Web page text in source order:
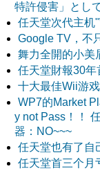
特許侵害」とし
任天堂次代主机
Google TV，不
舞力全開的小美
任天堂財報30年
十大最佳Wii游
WP7的Market
y not Pass！！
器：NO~~~
任天堂也有了自
任天堂首三个月